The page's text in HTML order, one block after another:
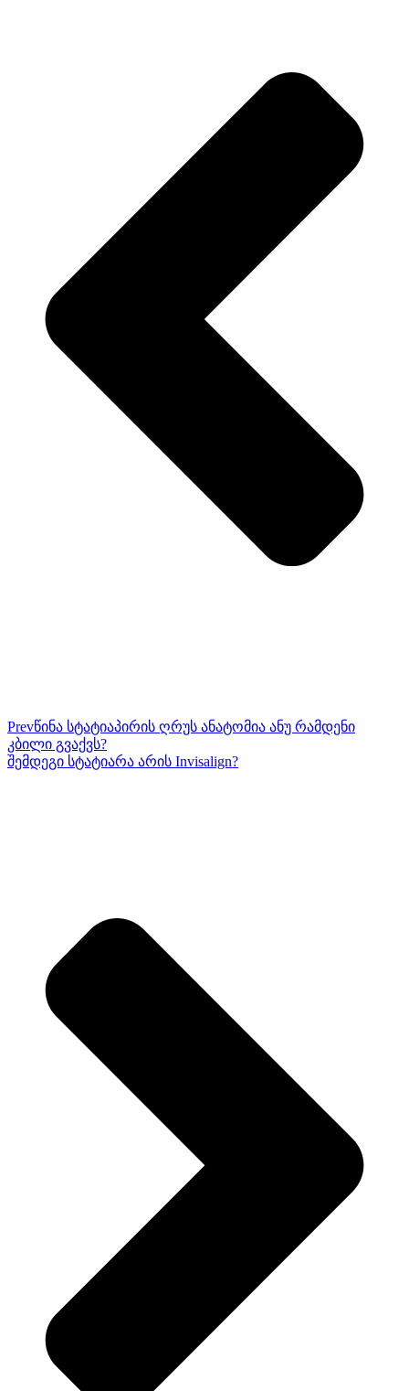
Prevწინა სტატიაპირის ღრუს ანატომია ანუ რამდენი
კბილი გვაქვს?
შემდეგი სტატიარა არის Invisalign?